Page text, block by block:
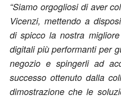
“Siamo orgogliosi di aver
Vicenzi, mettendo a
di spicco la nostra
digitali più performanti per
negozio e spingerli ad
successo ottenuto dalla
dimostrazione che le